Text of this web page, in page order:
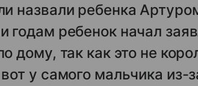
назвали ребенка
годам ребенок начал
дому, так как это не
у самого мальчика из-